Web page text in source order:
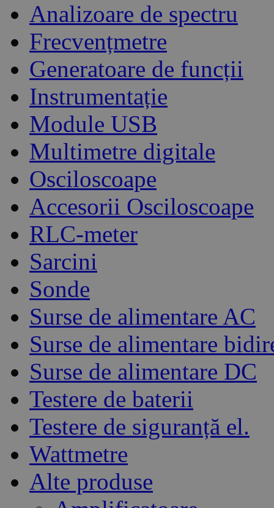
Analizoare de spectru
Frecvențmetre
Generatoare de funcții
Instrumentație
Module USB
Multimetre digitale
Osciloscoape
Accesorii Osciloscoape
RLC-meter
Sarcini
Sonde
Surse de alimentare AC
Surse de alimentare
Surse de alimentare DC
Testere de baterii
Testere de siguranță el.
Wattmetre
Alte produse